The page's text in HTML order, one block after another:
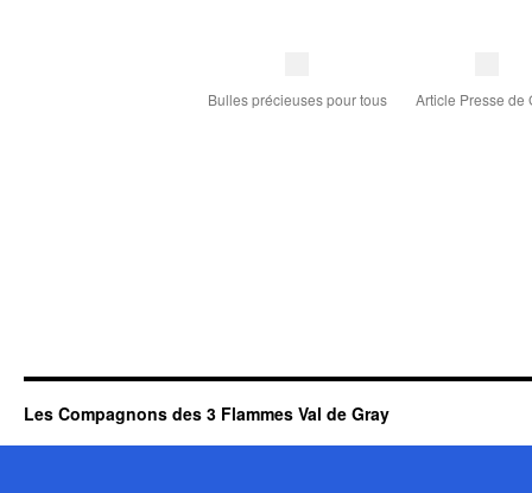
Bulles précieuses pour tous Article Presse de
Les Compagnons des 3 Flammes Val de Gray